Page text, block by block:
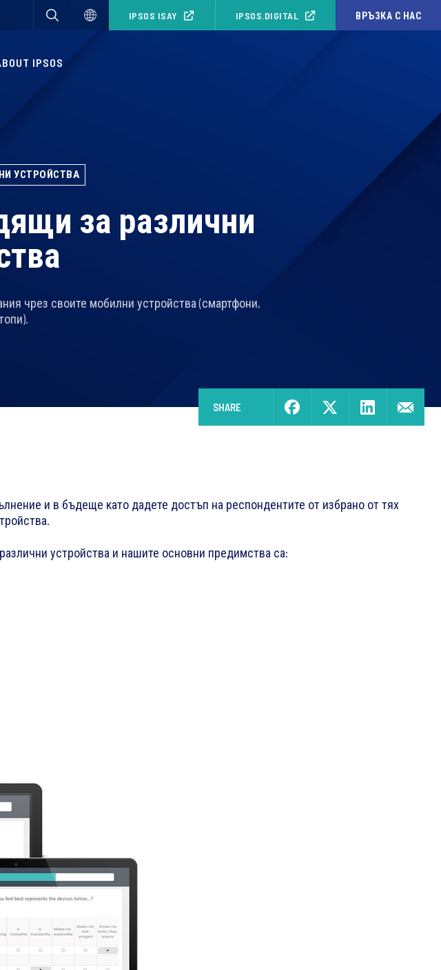
IPSOS ISAY IPSOS.DIGITAL ВРЪЗКА С НАС
IPSOS
УСТРОЙСТВА
за различни
чрез своите мобилни устройства (смартфони,
SHARE
и в бъдеще като дадете достъп на респондентите от избрано от тях
устройства и нашите основни предимства са: